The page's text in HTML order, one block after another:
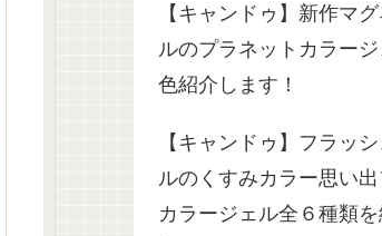
【キャンドゥ】新作マ
ルのプラネットカラー
色紹介します！
【キャンドゥ】フラッ
ルのくすみカラー思い
カラージェル全６種類を